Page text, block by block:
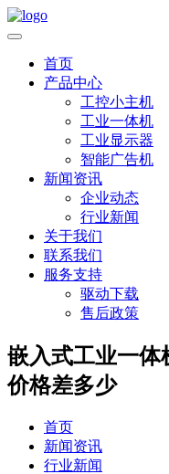
首页
产品中心
工控小主机
工业一体机
工业显示器
智能广告机
新闻资讯
企业动态
行业新闻
关于我们
联系我们
服务支持
驱动下载
售后政策
嵌入式工业一体
价格差多少
首页
新闻资讯
行业新闻